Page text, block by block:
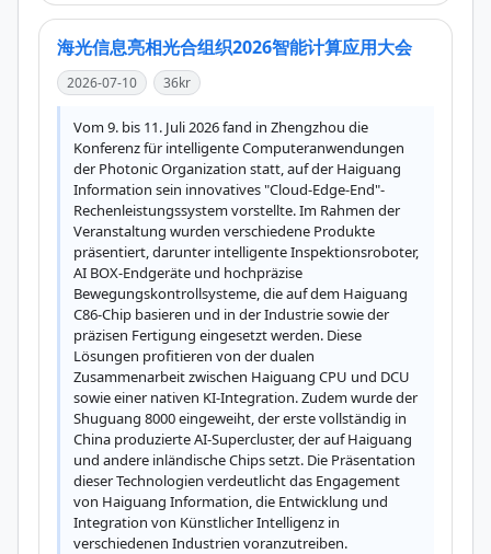
海光信息亮相光合组织2026智能计算应用大会
2026-07-10 36kr
Vom 9. bis 11. Juli 2026 fand in Zhengzhou die
Konferenz für intelligente Computeranwendungen
der Photonic Organization statt, auf der Haiguang
Information sein innovatives "Cloud-Edge-End"-
Rechenleistungssystem vorstellte. Im Rahmen der
Veranstaltung wurden verschiedene Produkte
präsentiert, darunter intelligente Inspektionsroboter,
AI BOX-Endgeräte und hochpräzise
Bewegungskontrollsysteme, die auf dem Haiguang
C86-Chip basieren und in der Industrie sowie der
präzisen Fertigung eingesetzt werden. Diese
Lösungen profitieren von der dualen
Zusammenarbeit zwischen Haiguang CPU und DCU
sowie einer nativen KI-Integration. Zudem wurde der
Shuguang 8000 eingeweiht, der erste vollständig in
China produzierte AI-Supercluster, der auf Haiguang
und andere inländische Chips setzt. Die Präsentation
dieser Technologien verdeutlicht das Engagement
von Haiguang Information, die Entwicklung und
Integration von Künstlicher Intelligenz in
verschiedenen Industrien voranzutreiben.